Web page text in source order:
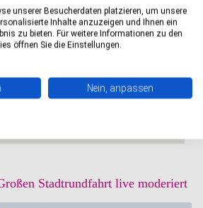
Stadtrundfahrt live moderiert
unserer Besucherdaten platzieren, um unsere
Inhalte anzuzeigen und Ihnen ein
zu bieten. Für weitere Informationen zu den
öffnen Sie die Einstellungen.
Nein, anpassen